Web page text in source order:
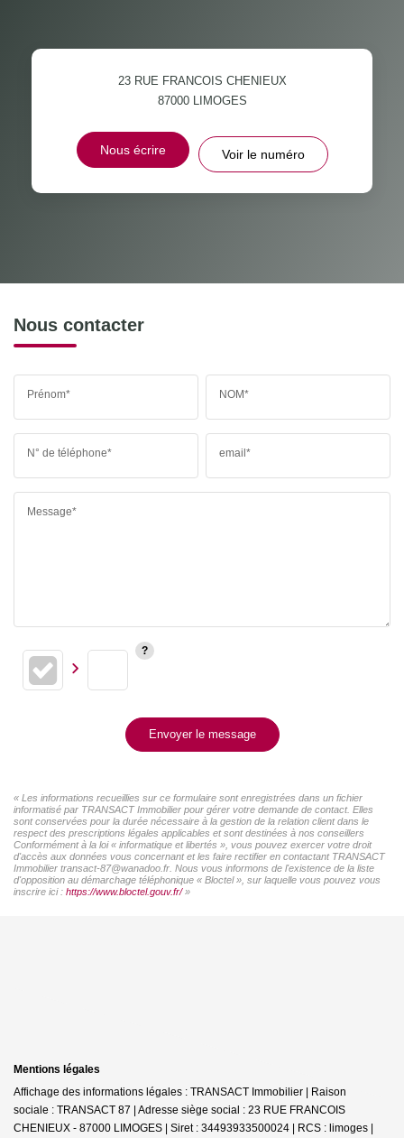
23 RUE FRANCOIS CHENIEUX
87000 LIMOGES
Nous écrire Voir le numéro
Nous contacter
Prénom* NOM*
N° de téléphone* email*
Message*
Envoyer le message
« Les informations recueillies sur ce formulaire sont enregistrées dans un fichier
informatisé par TRANSACT Immobilier pour gérer votre demande de contact. Elles
sont conservées pour la durée nécessaire à la gestion de la relation client dans le
respect des prescriptions légales applicables et sont destinées à nos conseillers
Conformément à la loi « informatique et libertés », vous pouvez exercer votre droit
d'accès aux données vous concernant et les faire rectifier en contactant TRANSACT
Immobilier transact-87@wanadoo.fr. Nous vous informons de l'existence de la liste
d'opposition au démarchage téléphonique « Bloctel », sur laquelle vous pouvez vous
inscrire ici : https://www.bloctel.gouv.fr/»
Mentions légales
Affichage des informations légales : TRANSACT Immobilier | Raison
sociale : TRANSACT 87 | Adresse siège social : 23 RUE FRANCOIS
CHENIEUX - 87000 LIMOGES | Siret : 34493933500024 | RCS : limoges |